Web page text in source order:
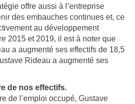
offre aussi à l’entreprise
des embauches continues et, ce
au développement
2015 et 2019, il est à noter que
a augmenté ses effectifs de 18,5
Rideau a augmenté ses
de nos effectifs.
de l’emploi occupé, Gustave